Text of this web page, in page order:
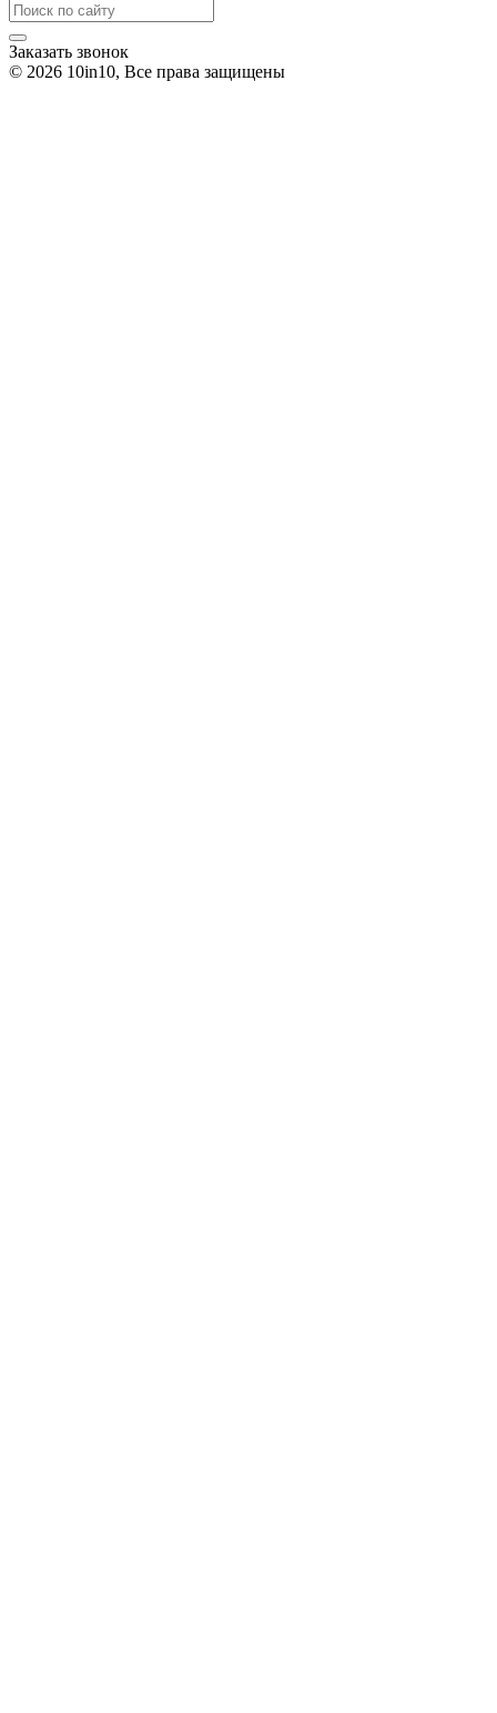
Заказать звонок
© 2026 10in10, Все права защищены